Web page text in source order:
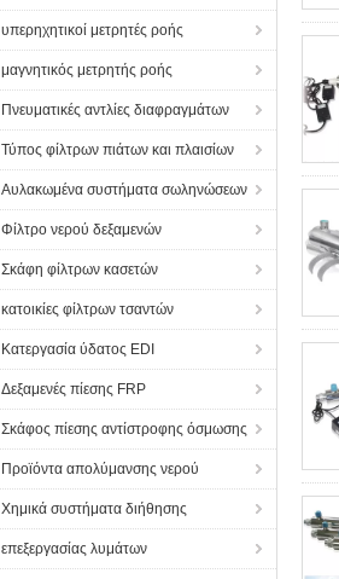
υπερηχητικοί μετρητές ροής
μαγνητικός μετρητής ροής
Πνευματικές αντλίες διαφραγμάτων
Τύπος φίλτρων πιάτων και πλαισίων
Αυλακωμένα συστήματα σωληνώσεων
Φίλτρο νερού δεξαμενών
Σκάφη φίλτρων κασετών
κατοικίες φίλτρων τσαντών
Κατεργασία ύδατος EDI
Δεξαμενές πίεσης FRP
Σκάφος πίεσης αντίστροφης όσμωσης
Προϊόντα απολύμανσης νερού
Χημικά συστήματα διήθησης
επεξεργασίας λυμάτων